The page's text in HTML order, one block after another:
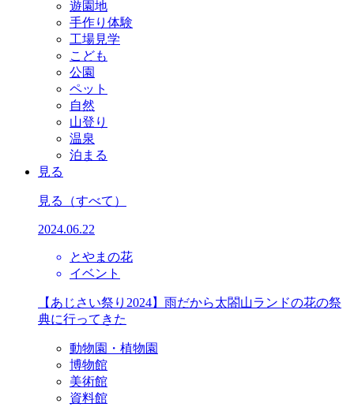
遊園地
手作り体験
工場見学
こども
公園
ペット
自然
山登り
温泉
泊まる
見る
見る （すべて）
2024.06.22
とやまの花
イベント
【あじさい祭り2024】雨だから太閤山ランドの花の祭
典に行ってきた
動物園・植物園
博物館
美術館
資料館